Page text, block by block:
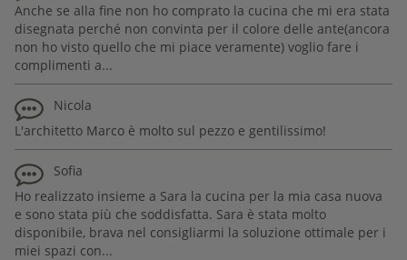
Anche se alla fine non ho comprato la cucina che mi era stata
disegnata perché non convinta per il colore delle ante(ancora
non ho visto quello che mi piace veramente) voglio fare i
complimenti a...
Nicola
L'architetto Marco è molto sul pezzo e gentilissimo!
Sofia
Ho realizzato insieme a Sara la cucina per la mia casa nuova
e sono stata più che soddisfatta. Sara è stata molto
disponibile, brava nel consigliarmi la soluzione ottimale per i
miei spazi con...